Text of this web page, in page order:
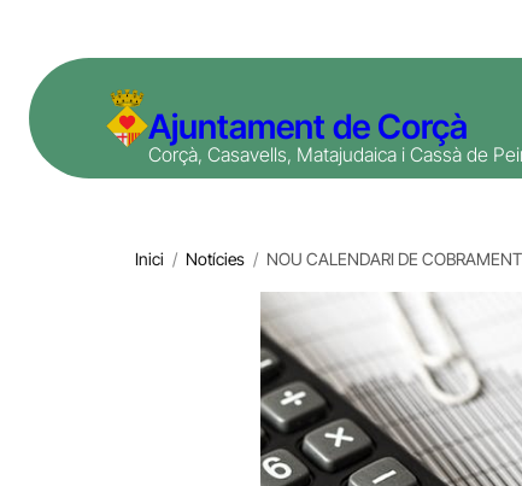
contingut
Ajuntament de Corçà
Corçà, Casavells, Matajudaica i Cassà de
Inici / Notícies / NOU CALENDARI DE